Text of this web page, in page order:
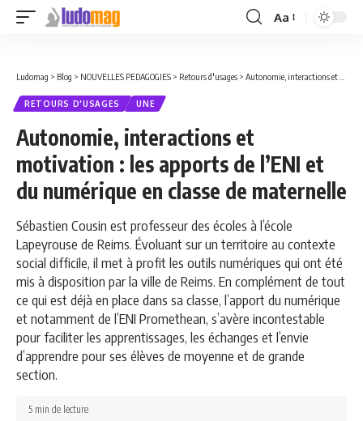
Font
Aa
Ludomag > Blog > NOUVELLES PEDAGOGIES > Retours d'usages > Autonomie, interactions et motivation : les apports de l’ENI et du numérique en classe de maternelle
RETOURS D'USAGES UNE
Autonomie, interactions et
motivation : les apports de l’ENI et
du numérique en classe de maternelle
Sébastien Cousin est professeur des écoles à l’école
Lapeyrouse de Reims. Évoluant sur un territoire au contexte
social difficile, il met à profit les outils numériques qui ont été
mis à disposition par la ville de Reims. En complément de tout
ce qui est déjà en place dans sa classe, l’apport du numérique
et notamment de l’ENI Promethean, s’avère incontestable
pour faciliter les apprentissages, les échanges et l’envie
d’apprendre pour ses élèves de moyenne et de grande
section.
5 min de lecture